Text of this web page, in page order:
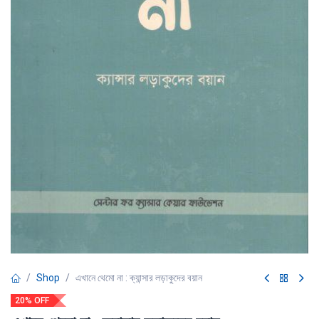
Shop এখানে থেমো না : ক্যান্সার লড়াকুদের বয়ান
20% OFF